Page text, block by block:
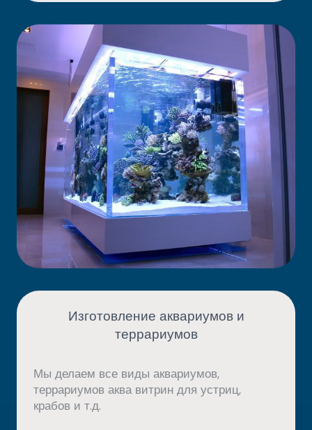
Изготовление аквариумов и
террариумов
Мы делаем все виды аквариумов,
террариумов аква витрин для устриц,
крабов и т.д.